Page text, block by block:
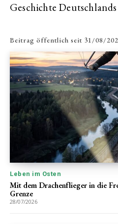
Geschichte
Beitrag öffentlich seit 31/08/
Leben im Osten
Mit dem Drachenflieger in die
Grenze
28/07/2026